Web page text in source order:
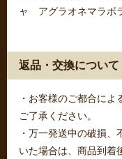
ャ アグラオネマラボ
返品・交換について
・お客様のご都合に
ご了承ください。
・万一発送中の破損
いた場合は、商品到着